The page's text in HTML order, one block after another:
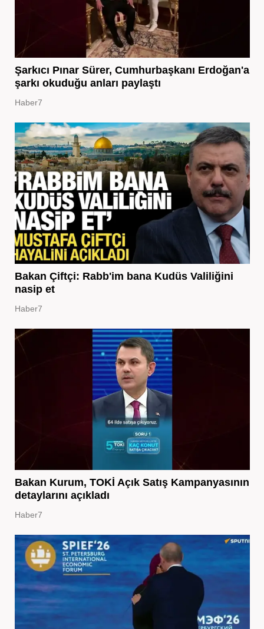
Şarkıcı Pınar Sürer, Cumhurbaşkanı Erdoğan'a
şarkı okuduğu anları paylaştı
Haber7
Bakan Çiftçi: Rabb'im bana Kudüs Valiliğini
nasip et
Haber7
Bakan Kurum, TOKİ Açık Satış Kampanyasının
detaylarını açıkladı
Haber7